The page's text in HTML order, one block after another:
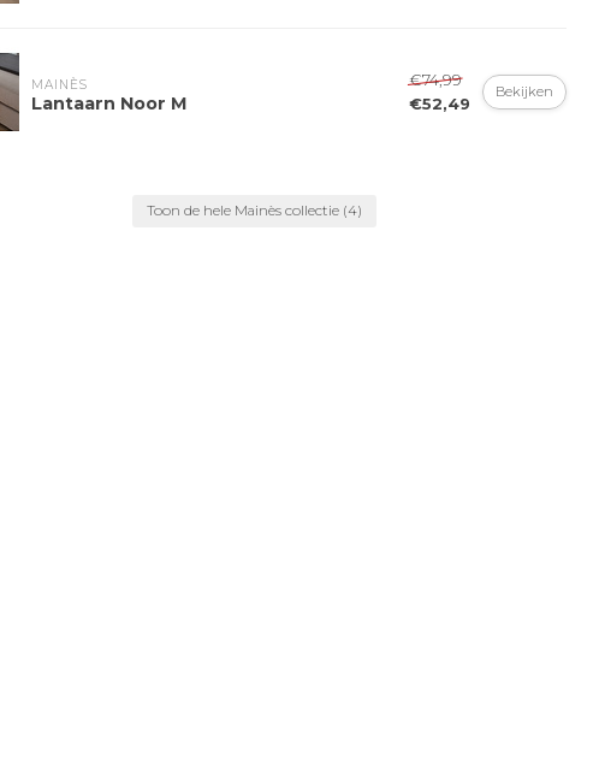
MAINÈS
Lantaarn Noor M
€74,99
€52,49
Bekijken
Toon de hele Mainès collectie (4)